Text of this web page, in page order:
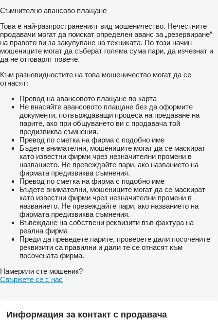
Съмнително авансово плащане
Това е най-разпространеният вид мошеничество. Нечестните
продавачи могат да поискат определен аванс за „резервиране”
на правото ви за закупуване на техниката. По този начин
мошениците могат да съберат голяма сума пари, да изчезнат и
да не отговарят повече.
Към разновидностите на това мошеничество могат да се
отнасят:
Превод на авансовото плащане по карта
Не внасяйте авансовото плащане без да оформите
документи, потвърждаващи процеса на предаване на
парите, ако при общуването ви с продавача той
предизвиква съмнения.
Превод по сметка на фирма с подобно име
Бъдете внимателни, мошениците могат да се маскират
като известни фирми чрез незначителни промени в
названието. Не превеждайте пари, ако названието на
фирмата предизвиква съмнения.
Превод по сметка на фирма с подобно име
Бъдете внимателни, мошениците могат да се маскират
като известни фирми чрез незначителни промени в
названието. Не превеждайте пари, ако названието на
фирмата предизвиква съмнения.
Въвеждане на собствени реквизити във фактура на
реална фирма
Преди да преведете парите, проверете дали посочените
реквизити са правилни и дали те се отнасят към
посочената фирма.
Намерили сте мошеник?
Свържете се с нас
Информация за контакт с продавача